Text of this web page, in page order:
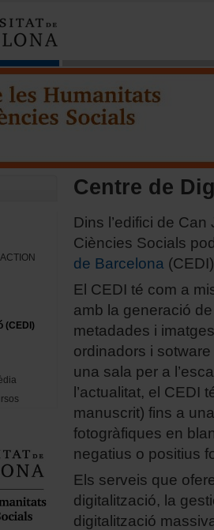
i les
(CEDI)
Centre de
Dins l’edifici de
Ciències Socials
de Barcelona
El CEDI té com a
amb la generació
metadades i
ordinadors i
una sala per a
l’actualitat, el CEDI
manuscrit) fins a
fotogràfiques en
negatius o positius
Els serveis que
digitalització, la
digitalització